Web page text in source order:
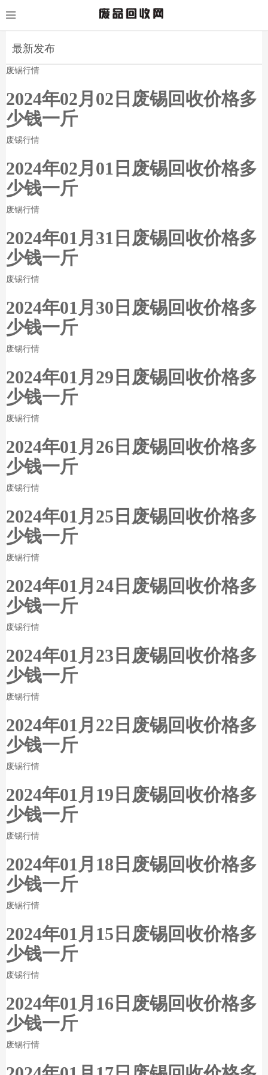
最新发布
废锡行情
2024年02月02日废锡回收价格多
少钱一斤
废锡行情
2024年02月01日废锡回收价格多
少钱一斤
废锡行情
2024年01月31日废锡回收价格多
少钱一斤
废锡行情
2024年01月30日废锡回收价格多
少钱一斤
废锡行情
2024年01月29日废锡回收价格多
少钱一斤
废锡行情
2024年01月26日废锡回收价格多
少钱一斤
废锡行情
2024年01月25日废锡回收价格多
少钱一斤
废锡行情
2024年01月24日废锡回收价格多
少钱一斤
废锡行情
2024年01月23日废锡回收价格多
少钱一斤
废锡行情
2024年01月22日废锡回收价格多
少钱一斤
废锡行情
2024年01月19日废锡回收价格多
少钱一斤
废锡行情
2024年01月18日废锡回收价格多
少钱一斤
废锡行情
2024年01月15日废锡回收价格多
少钱一斤
废锡行情
2024年01月16日废锡回收价格多
少钱一斤
废锡行情